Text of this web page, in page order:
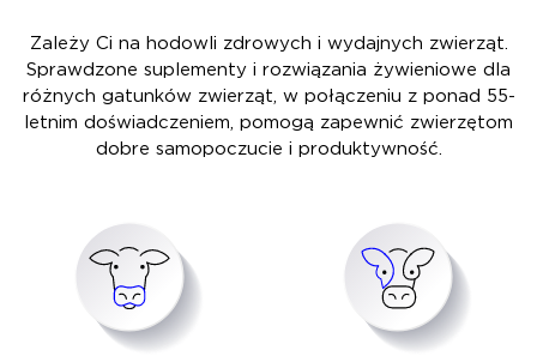
Zależy Ci na hodowli zdrowych i wydajnych zwierząt.
Sprawdzone suplementy i rozwiązania żywieniowe dla
różnych gatunków zwierząt, w połączeniu z ponad 55-
letnim doświadczeniem, pomogą zapewnić zwierzętom
dobre samopoczucie i produktywność.